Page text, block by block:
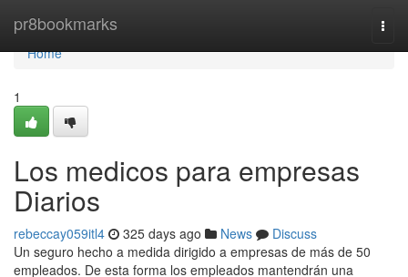
pr8bookmarks
Home
Home
1
Los medicos para empresas
Diarios
rebeccay059itl4 325 days ago News
Discuss
Un seguro hecho a medida dirigido a empresas de más de 50
empleados. De esta forma los empleados mantendrán una